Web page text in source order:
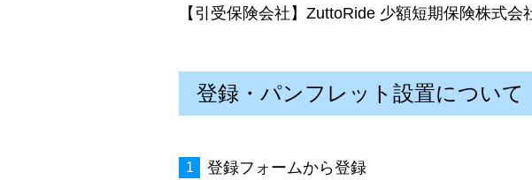
【引受保険会社】ZuttoRide 少額短期保険株式会
登録・パンフレット設置について
登録フォームから登録